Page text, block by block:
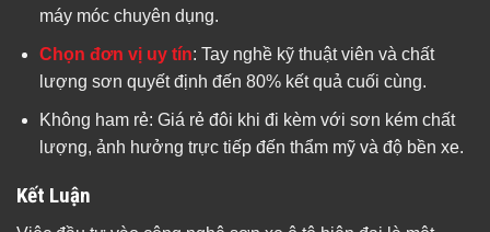
máy móc chuyên dụng.
Chọn đơn vị uy tín: Tay nghề kỹ thuật viên và chất
lượng sơn quyết định đến 80% kết quả cuối cùng.
Không ham rẻ: Giá rẻ đôi khi đi kèm với sơn kém chất
lượng, ảnh hưởng trực tiếp đến thẩm mỹ và độ bền xe.
Kết Luận